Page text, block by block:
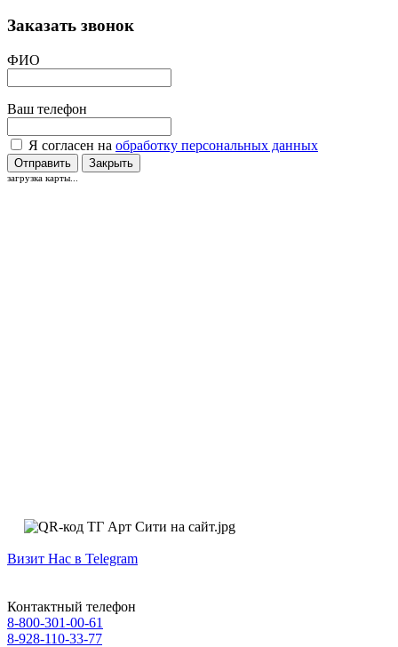
Заказать звонок
ФИО
Ваш телефон
Я согласен на обработку персональных данных
Отправить Закрыть
загрузка карты...
Визит Нас в Telegram
Контактный телефон
8-800-301-00-61
8-928-110-33-77